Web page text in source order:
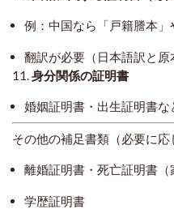
例：中国なら「戸籍謄本
翻訳が必要（日本語訳と原
11.身分関係の証明書
婚姻証明書・出生証明書な
その他の補足書類（必要に応
離婚証明書・死亡証明書（
学歴証明書